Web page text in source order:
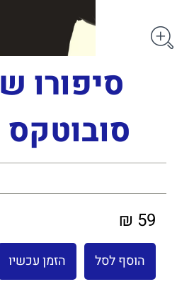
סיפורו
59 ₪
הוסף לסל הזמן עכשיו